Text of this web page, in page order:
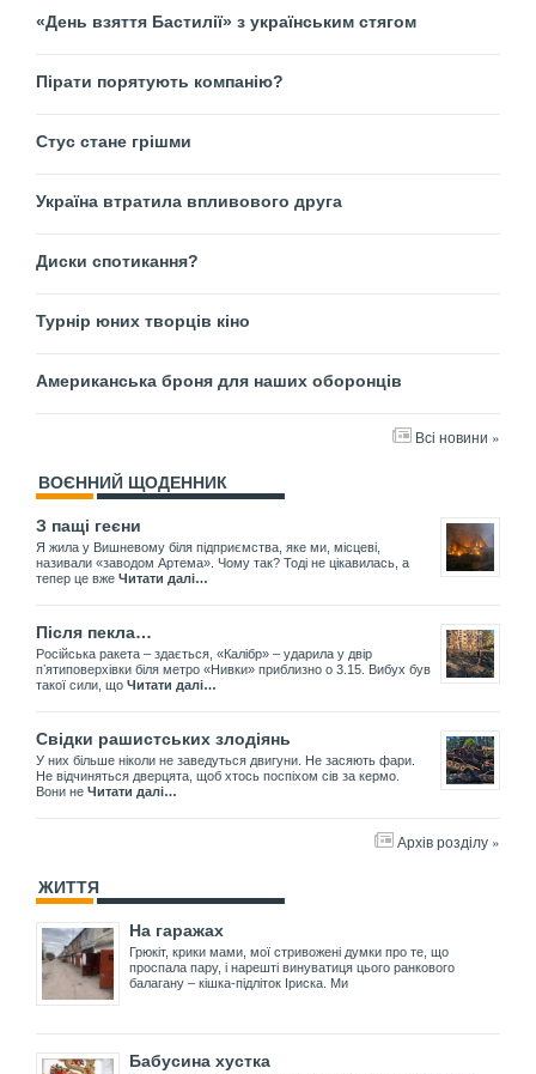
«День взяття Бастилії» з українським стягом
Пірати порятують компанію?
Стус стане грішми
Україна втратила впливового друга
Диски спотикання?
Турнір юних творців кіно
Американська броня для наших оборонців
Всі новини »
ВОЄННИЙ ЩОДЕННИК
З пащі геєни
Я жила у Вишневому біля підприємства, яке ми, місцеві,
називали «заводом Артема». Чому так? Тоді не цікавилась, а
тепер це вже Читати далі…
Після пекла…
Російська ракета – здається, «Калібр» – ударила у двір
пʼятиповерхівки біля метро «Нивки» приблизно о 3.15. Вибух був
такої сили, що Читати далі…
Свідки рашистських злодіянь
У них більше ніколи не заведуться двигуни. Не засяють фари.
Не відчиняться дверцята, щоб хтось поспіхом сів за кермо.
Вони не Читати далі…
Архів розділу »
ЖИТТЯ
На гаражах
Грюкіт, крики мами, мої стривожені думки про те, що
проспала пару, і нарешті винуватиця цього ранкового
балагану – кішка-підліток Іриска. Ми
Бабусина хустка